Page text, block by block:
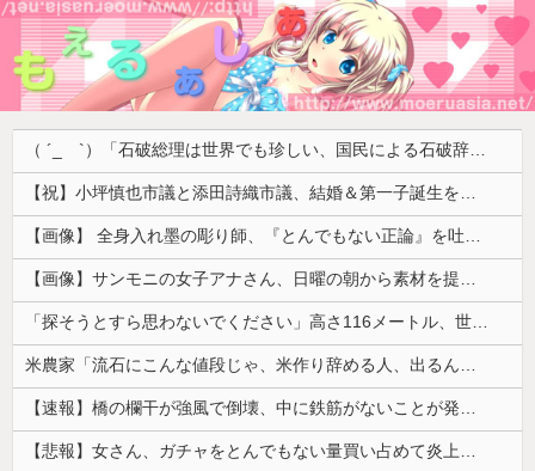
（ ´_ゝ`）「石破総理は世界でも珍しい、国民による石破辞めるなデモが自然発生した総理大臣です」
【祝】小坪慎也市議と添田詩織市議、結婚＆第一子誕生を発表 → ｗｗｗｗｗｗｗｗｗｗｗｗ
【画像】 全身入れ墨の彫り師、『とんでもない正論』を吐いて30万再生されてしまうｗｗｗｗｗｗｗ
【画像】サンモニの女子アナさん、日曜の朝から素材を提供してしまう
「探そうとすら思わないでください」高さ116メートル、世界一高い木が地図から消された理由
米農家「流石にこんな値段じゃ、米作り辞める人、出るんじゃないかなあ？？」
【速報】橋の欄干が強風で倒壊、中に鉄筋がないことが発覚 中国当局「接着剤で固定したので問題ない」
【悲報】女さん、ガチャをとんでもない量買い占めて炎上するｗｗｗｗ